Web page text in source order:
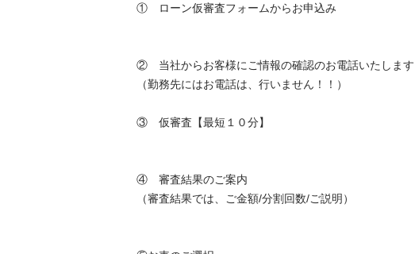
①　ローン仮審査フォームからお申込み
②　当社からお客様にご情報の確認のお電話いたします
（勤務先にはお電話は、行いません！！）
③　仮審査【最短１０分】
④　審査結果のご案内
（審査結果では、ご金額/分割回数/ご説明）